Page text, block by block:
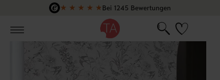
Zum Hauptinhalt springen
★ ★ ★ ★ ★Bei 1245 Bewertungen